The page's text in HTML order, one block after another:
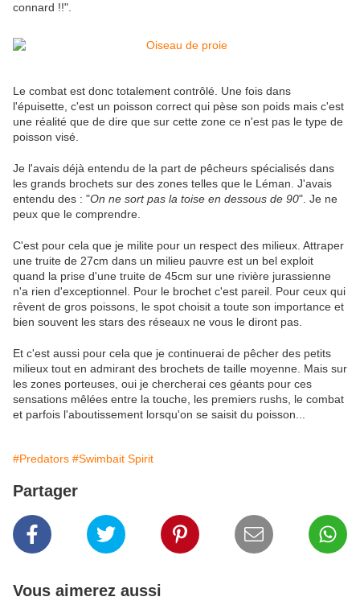
connard !!".
Le combat est donc totalement contrôlé. Une fois dans
l'épuisette, c'est un poisson correct qui pèse son poids mais c'est
une réalité que de dire que sur cette zone ce n'est pas le type de
poisson visé.
Je l'avais déjà entendu de la part de pêcheurs spécialisés dans
les grands brochets sur des zones telles que le Léman. J'avais
entendu des : "On ne sort pas la toise en dessous de 90". Je ne
peux que le comprendre.
C'est pour cela que je milite pour un respect des milieux. Attraper
une truite de 27cm dans un milieu pauvre est un bel exploit
quand la prise d'une truite de 45cm sur une rivière jurassienne
n'a rien d'exceptionnel. Pour le brochet c'est pareil. Pour ceux qui
rêvent de gros poissons, le spot choisit a toute son importance et
bien souvent les stars des réseaux ne vous le diront pas.
Et c'est aussi pour cela que je continuerai de pêcher des petits
milieux tout en admirant des brochets de taille moyenne. Mais sur
les zones porteuses, oui je chercherai ces géants pour ces
sensations mêlées entre la touche, les premiers rushs, le combat
et parfois l'aboutissement lorsqu'on se saisit du poisson...
#Predators #Swimbait Spirit
Partager
Vous aimerez aussi